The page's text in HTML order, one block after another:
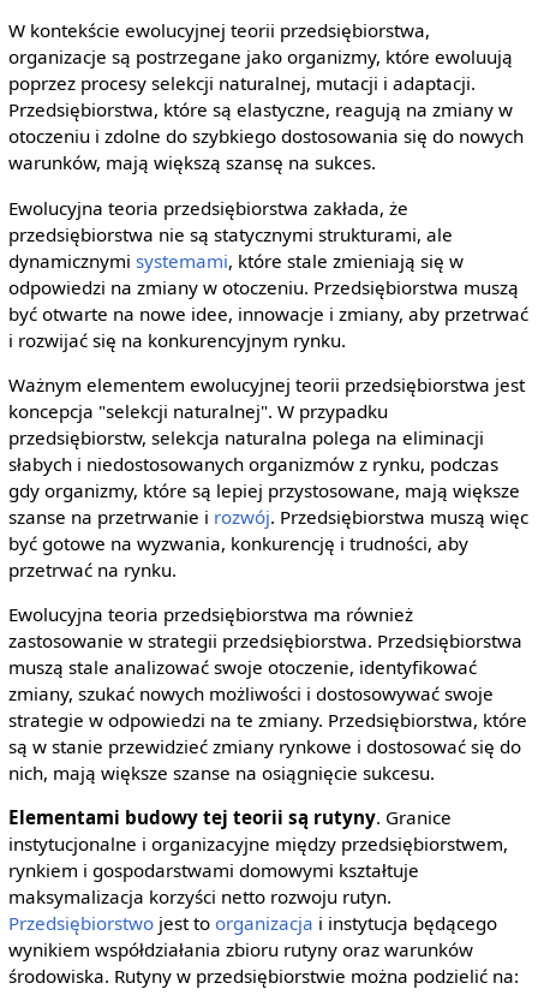
W kontekście ewolucyjnej teorii przedsiębiorstwa,
organizacje są postrzegane jako organizmy, które ewoluują
poprzez procesy selekcji naturalnej, mutacji i adaptacji.
Przedsiębiorstwa, które są elastyczne, reagują na zmiany w
otoczeniu i zdolne do szybkiego dostosowania się do nowych
warunków, mają większą szansę na sukces.
Ewolucyjna teoria przedsiębiorstwa zakłada, że
przedsiębiorstwa nie są statycznymi strukturami, ale
dynamicznymi systemami, które stale zmieniają się w
odpowiedzi na zmiany w otoczeniu. Przedsiębiorstwa muszą
być otwarte na nowe idee, innowacje i zmiany, aby przetrwać
i rozwijać się na konkurencyjnym rynku.
Ważnym elementem ewolucyjnej teorii przedsiębiorstwa jest
koncepcja "selekcji naturalnej". W przypadku
przedsiębiorstw, selekcja naturalna polega na eliminacji
słabych i niedostosowanych organizmów z rynku, podczas
gdy organizmy, które są lepiej przystosowane, mają większe
szanse na przetrwanie i rozwój. Przedsiębiorstwa muszą więc
być gotowe na wyzwania, konkurencję i trudności, aby
przetrwać na rynku.
Ewolucyjna teoria przedsiębiorstwa ma również
zastosowanie w strategii przedsiębiorstwa. Przedsiębiorstwa
muszą stale analizować swoje otoczenie, identyfikować
zmiany, szukać nowych możliwości i dostosowywać swoje
strategie w odpowiedzi na te zmiany. Przedsiębiorstwa, które
są w stanie przewidzieć zmiany rynkowe i dostosować się do
nich, mają większe szanse na osiągnięcie sukcesu.
Elementami budowy tej teorii są rutyny. Granice
instytucjonalne i organizacyjne między przedsiębiorstwem,
rynkiem i gospodarstwami domowymi kształtuje
maksymalizacja korzyści netto rozwoju rutyn.
Przedsiębiorstwojest to organizacja i instytucja będącego
wynikiem współdziałania zbioru rutyny oraz warunków
środowiska. Rutyny w przedsiębiorstwie można podzielić na: